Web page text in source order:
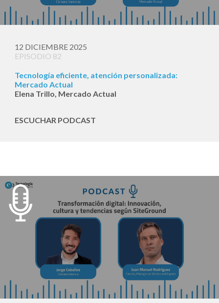
12 DICIEMBRE 2025
EPISODIO 82
Tecnología eficiente, atención personalizada:
Mercado Actual
Elena Trillo, Mercado Actual
ESCUCHAR PODCAST